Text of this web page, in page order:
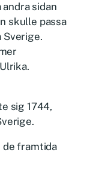
sidan
skulle passa
sig 1744,
de framtida